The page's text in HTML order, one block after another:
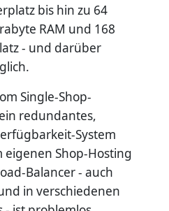
bis hin zu 64
RAM und 168
- und darüber
Single-Shop-
redundantes,
System
eigenen Shop-Hosting
Balancer - auch
in verschiedenen